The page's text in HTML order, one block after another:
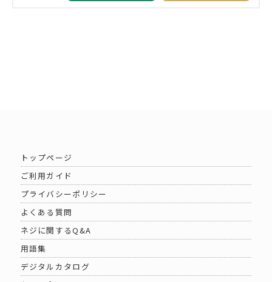
トップページ
ご利用ガイド
プライバシーポリシー
よくある質問
ネジに関するQ&A
用語集
デジタルカタログ